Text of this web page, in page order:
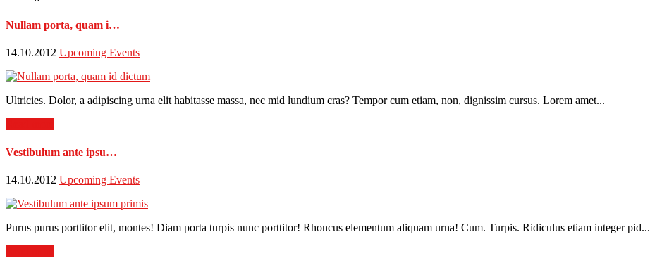
Nullam porta, quam i…
14.10.2012 Upcoming Events
Ultricies. Dolor, a adipiscing urna elit habitasse massa, nec mid lundium cras? Tempor cum etiam, non, dignissim cursus. Lorem amet...
Vestibulum ante ipsu…
14.10.2012 Upcoming Events
Purus purus porttitor elit, montes! Diam porta turpis nunc porttitor! Rhoncus elementum aliquam urna! Cum. Turpis. Ridiculus etiam integer pid...